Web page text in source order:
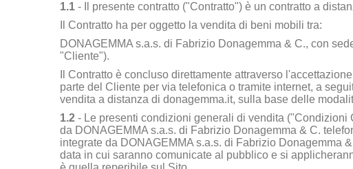
1.1 - Il presente contratto ("Contratto") è un contratto a
Il Contratto ha per oggetto la vendita di beni mobili tra:
DONAGEMMA s.a.s. di Fabrizio Donagemma & C., con
"Cliente").
Il Contratto è concluso direttamente attraverso
parte del Cliente per via telefonica o tramite internet, a
vendita a distanza di donagemma.it, sulla base delle
1.2 - Le presenti condizioni generali di vendita
da DONAGEMMA s.a.s. di Fabrizio Donagemma & C.
integrate da DONAGEMMA s.a.s. di Fabrizio Donagemma
data in cui saranno comunicate al pubblico e si